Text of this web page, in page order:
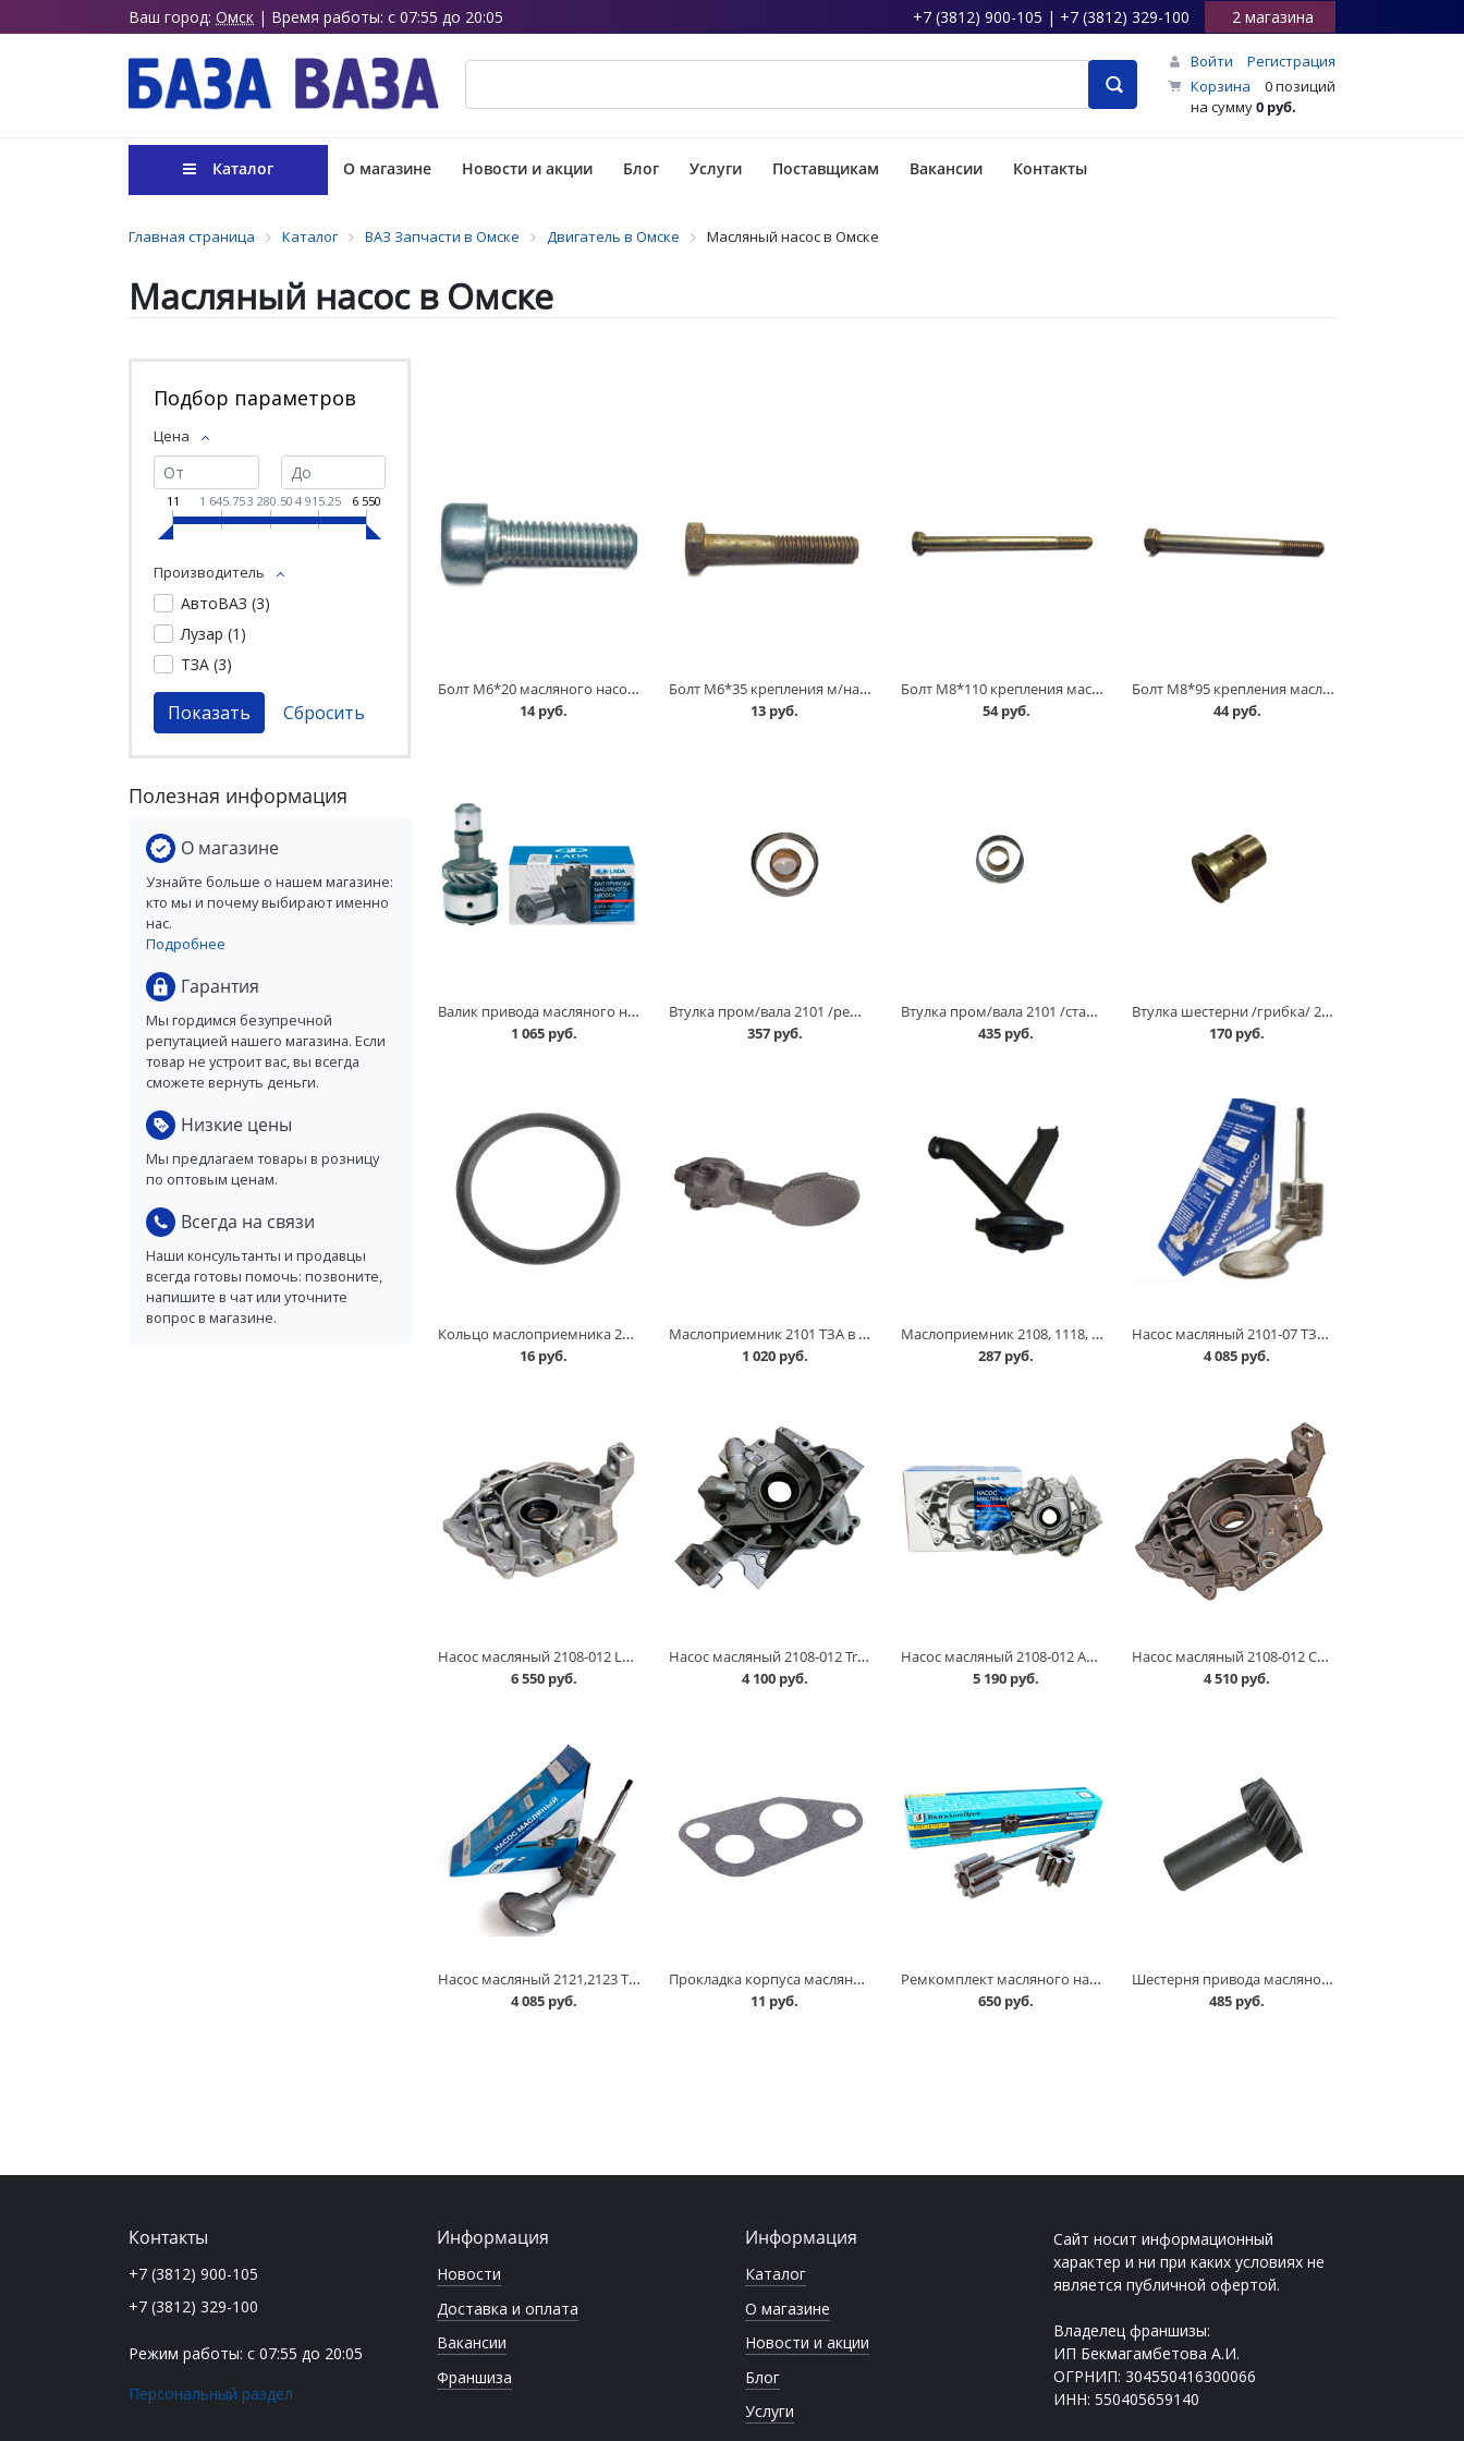
Ваш город: Омск | Время работы: с 07:55 до 20:05 +7 (3812) 900-105 | +7 (3812) 329-100 2 магазина
Войти
Регистрация
Корзина
0 позиций
на сумму0 руб.
Каталог О магазине Новости и акции Блог Услуги Поставщикам Вакансии Контакты
Главная страница Каталог ВАЗ Запчасти в Омске Двигатель в Омске Масляный насос в Омске
Масляный насос в Омске
Подбор параметров
Цена
11 1 645.753 280.50 4 915.25 6 550
Производитель
АвтоВАЗ (3)
Лузар (1 )
ТЗА (3)
Полезная информация
О магазине
Узнайте больше о нашем магазине:
кто мы и почему выбирают именно
нас.
Подробнее
Гарантия
Мы гордимся безупречной
репутацией нашего магазина. Если
товар не устроит вас, вы всегда
сможете вернуть деньги.
Низкие цены
Мы предлагаем товары в розницу
по оптовым ценам.
Всегда на связи
Наши консультанты и продавцы
всегда готовы помочь: позвоните,
напишите в чат или уточните
вопрос в магазине.
Болт М6*20 масляного насоса 2108 в Омске
14 руб.
Болт М6*35 крепления м/насоса в Омске
13 руб.
Болт М8*110 крепления масляного насоса в Омске
54 руб.
Болт М8*95 крепления масляного насоса в Омске
44 руб.
Валик привода масляного насоса 2101, 21213, 21214/ промежуточный валик/ АвтоВАЗ в Омске
1 065 руб.
Втулка пром/вала 2101 /ремонт/ в Омске
357 руб.
Втулка пром/вала 2101 /стандарт/ в Омске
435 руб.
Втулка шестерни /грибка/ 2101 в Омске
170 руб.
Кольцо маслоприемника 2108 уплотнительное в Омске
16 руб.
Маслоприемник 2101 ТЗА в Омске
1 020 руб.
Маслоприемник 2108, 1118, 2170, 2190 н/о /пластмасс/ Восток Амфибия в Омске
287 руб.
Насос масляный 2101-07 ТЗА в Омске
4 085 руб.
Насос масляный 2108-012 Luzar в Омске
6 550 руб.
Насос масляный 2108-012 Truckman в Омске
4 100 руб.
Насос масляный 2108-012 АвтоВАЗ в Омске
5 190 руб.
Насос масляный 2108-012 Самара в Омске
4 510 руб.
Насос масляный 2121,2123 ТЗА в Омске
4 085 руб.
Прокладка корпуса масляного насоса 2101 в Омске
11 руб.
Ремкомплект масляного насоса 2101 в Омске
650 руб.
Шестерня привода масляного насоса /грибок/ 21213 АвтоВАЗ в Омске
485 руб.
Информация
Новости
Доставка и оплата
Вакансии
Франшиза
Информация
Каталог
О магазине
Новости и акции
Блог
Услуги
Сайт носит информационный
характер и ни при каких условиях не
является публичной офертой.
Владелец франшизы:
ИП Бекмагамбетова А.И.
ОГРНИП: 304550416300066
ИНН: 550405659140
Контакты
+7 (3812) 900-105
+7 (3812) 329-100
Режим работы: с 07:55 до 20:05
Персональный раздел